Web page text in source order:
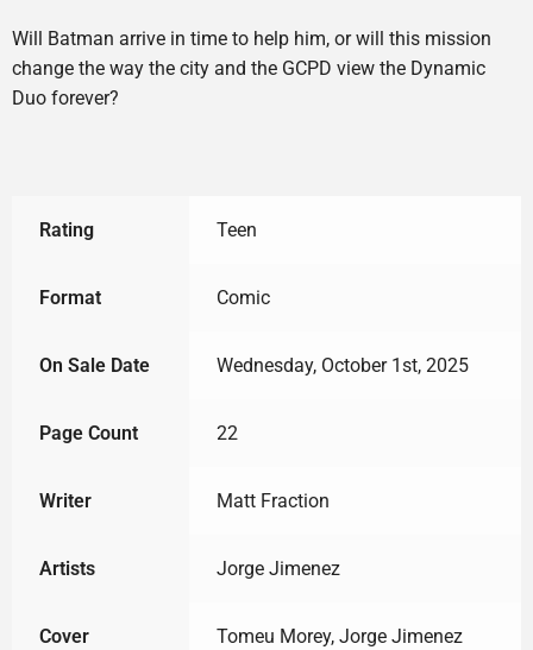
Will Batman arrive in time to help him, or will this mission
change the way the city and the GCPD view the Dynamic
Duo forever?
Rating Teen
Format Comic
On Sale Date Wednesday, October 1st, 2025
Page Count 22
Writer Matt Fraction
Artists Jorge Jimenez
Cover Tomeu Morey, Jorge Jimenez